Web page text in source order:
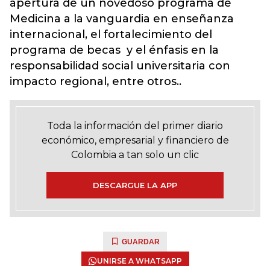
apertura de un novedoso programa de
Medicina a la vanguardia en enseñanza
internacional, el fortalecimiento del
programa de becas y el énfasis en la
responsabilidad social universitaria con
impacto regional, entre otros..
Toda la información del primer diario
económico, empresarial y financiero de
Colombia a tan solo un clic
DESCARGUE LA APP
GUARDAR
UNIRSE A WHATSAPP